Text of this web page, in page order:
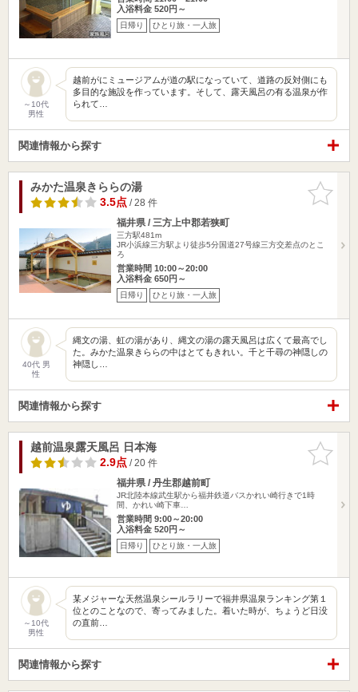
入浴料金 520円～
日帰り ひとり旅・一人旅
～10代
男性
越前がにミュージアムが道の駅になっていて、道路の反対側にも
多目的な施設を作っています。そして、露天風呂の有る温泉が作
られて…
関連情報から探す
お気に入
りに追加
みかた温泉きららの湯
3.5点/ 28 件
福井県 / 三方上中郡若狭町
三方駅481m
JR小浜線三方駅より徒歩5分国道27号線三方交差点のとこ
ろ
営業時間 10:00～20:00
入浴料金 650円～
日帰り ひとり旅・一人旅
40代 男
性
縄文の湯、虹の湯があり、縄文の湯の露天風呂は広くて最高でし
た。みかた温泉きららの中はとてもきれい。千と千尋の神隠しの
神隠し…
関連情報から探す
お気に入
りに追加
越前温泉露天風呂 日本海
2.9点/ 20 件
福井県 / 丹生郡越前町
JR北陸本線武生駅から福井鉄道バスかれい崎行きで1時
間、かれい崎下車…
営業時間 9:00～20:00
入浴料金 520円～
日帰り ひとり旅・一人旅
～10代
男性
某メジャーな天然温泉シールラリーで福井県温泉ランキング第１
位とのことなので、寄ってみました。着いた時が、ちょうど日没
の直前…
関連情報から探す